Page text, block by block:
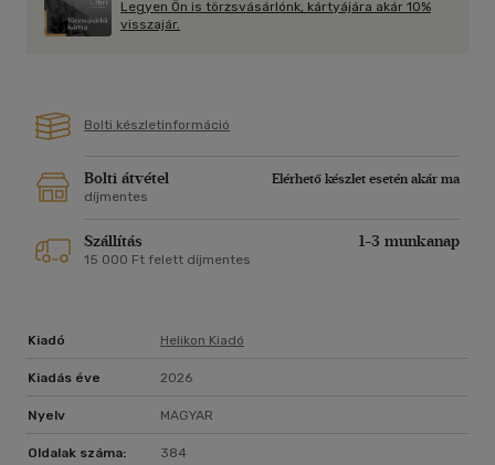
Legyen Ön is törzsvásárlónk, kártyájára akár 10%
visszajár.
Bolti készletinformáció
Bolti átvétel
Elérhető készlet esetén akár ma
díjmentes
Szállítás 1-3 munkanap
15 000 Ft felett díjmentes
Kiadó Helikon Kiadó
Kiadás éve 2026
Nyelv MAGYAR
Oldalak száma: 384